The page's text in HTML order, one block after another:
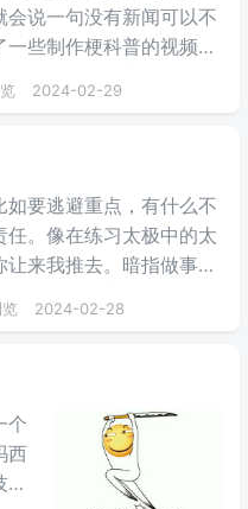
说一句没有新闻可以不
些制作梗科普的视频博
，更多的是带有玩梗的
各类梗科普相关的作者
时，网友们就会评论一
2024-02-29
要逃避重点，有什么不
。像在练习太极中的太
来我推去。暗指做事情
含糊不说实话。
2024-02-28
个
西